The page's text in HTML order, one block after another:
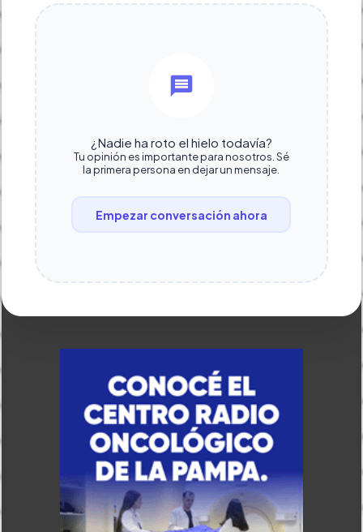
¿Nadie ha roto el hielo todavía?
Tu opinión es importante para nosotros. Sé
la primera persona en dejar un mensaje.
Empezar conversación ahora